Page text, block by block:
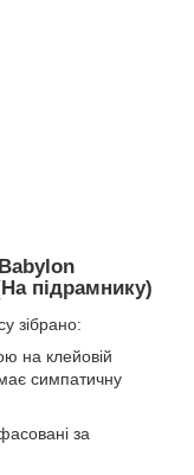
підрамнику)
зібрано:
на клейовій
симпатичну
за